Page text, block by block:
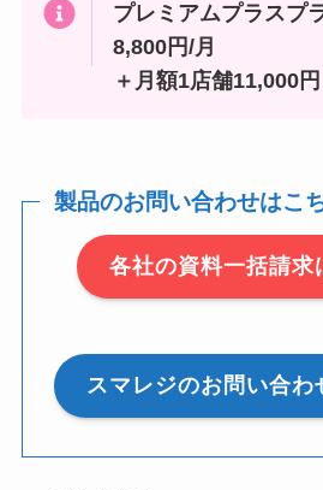
プレミアムプラスプ
8,800円/月
＋月額1店舗11,000
製品のお問い合わせはこ
各社の資料一括請求
スマレジのお問い合わ